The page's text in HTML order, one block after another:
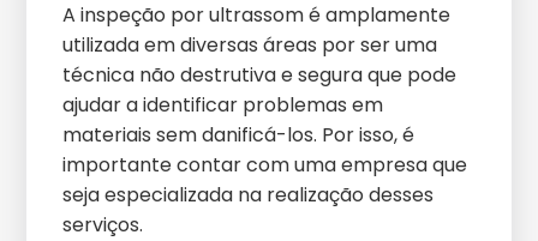
A inspeção por ultrassom é amplamente
utilizada em diversas áreas por ser uma
técnica não destrutiva e segura que pode
ajudar a identificar problemas em
materiais sem danificá-los. Por isso, é
importante contar com uma empresa que
seja especializada na realização desses
serviços.